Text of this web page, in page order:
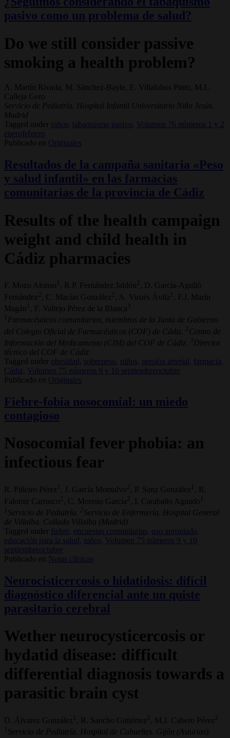
pasivo como un problema de salud?
Do we still consider passive
smoking a health problem?
A. Martín Rivada, M. Sánchez-Bayle, E. Villalobos Pinto, M.L.
Calleja Gero
Servicio de Pediatría. Hospital Infantil Universitario Niño Jesús.
Madrid
Tagged under
niños, tabaquismo pasivo,
Volumen 76 números 1 y 2
enerofebrero
Publicado en
Originales
Resultados de la campaña sanitaria «Peso
y salud infantil» en las farmacias
comunitarias de la provincia de Cádiz
Results of the health campaign
weight and child health in
Cádiz pharmacies
F. Mozo Alonso 1 , R.P. Fernández Jaldón2 , D. García-Agulló
Fernández
, C. Macías González , A. Virués Ávila 1
, F.J. Marín
Magán
1 , F. Vallejo Pérez de la Blanca 3
1 Farmacéuticos comunitarios, miembros de la Junta de Gobierno
del Colegio Oficial de Farmacéuticos (COF) de Cádiz.
2Centro de
Información del Medicamento (CIM) del COF de Cádiz.
3 Director
técnico del COF de Cádiz
Tagged under
obesidad, sobrepeso, niños, presión arterial,
farmacia,
Cádiz,
Volumen 75 números 9 y 10 septiembreoctubre
Publicado en
Originales
Fiebre-fobia nosocomial: un miedo
contagioso
Nosocomial fever phobia: an
infectious fear
R. Piñeiro Pérez 1 , J. García Montalvo , P. Sanz González 1
, R.
Falomir Carrasco
, C. Moreno García , I. Carabaño Aguado 1
1 Servicio de Pediatría. 2 Servicio de Enfermería. Hospital General
de Villalba. Collado Villalba (Madrid)
Tagged under
fiebre, encuestas comunitarias, uso apropiado,
educación para la salud,
niños,
Volumen 75 números 9 y 10
septiembreoctubre
Publicado en
Notas clínicas
Neurocisticercosis o hidatidosis: difícil
diagnóstico diferencial ante un quiste
parasitario cerebral
Wether neurocysticercosis or
hydatid disease: difficult
differential diagnosis towards a
parasitic brain cyst
D. Álvarez González 1 , R. Sancho Gutiérrez , M.J. Cabero Pérez
1 Servicio de Pediatría. Hospital de Cabueñes. Gijón (Asturias).